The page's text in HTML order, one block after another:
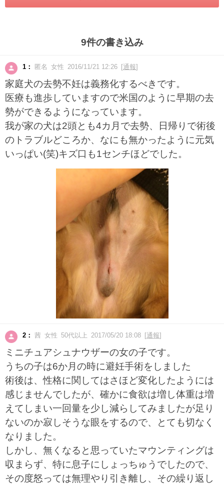
9件の書き込み
1： 匿名 女性 2016/11/21 12:26 [通報]
家庭犬の去勢不妊は義務化するべきです。
医療も進歩していますので米国のように早期の去
勢ができるようになっています。
我が家の犬は2頭とも4カ月で去勢、日帰りで術後
のトラブルどころか、なにも無かったように元気
いっぱい(笑)キズ口も1センチほどでした。
2： 茜 女性 50代以上 2017/05/20 18:08 [通報]
ミニチュアシュナウザーの女の子です。
うちの子は6か月の時に避妊手術をしました
術後は、性格に関してはさほど変化したようには
感じませんでしたが、確かに食欲は増し体重は増
えてしまい一回量を少し減らしてみましたが足り
ないのか寂しそうな眼をするので、とても切なく
なりました。
しかし、無くなると思っていたマウンティングは
収まらず、特に息子にしょっちゅうでしたので、
その度怒っては無理やり引き離し、その繰り返し